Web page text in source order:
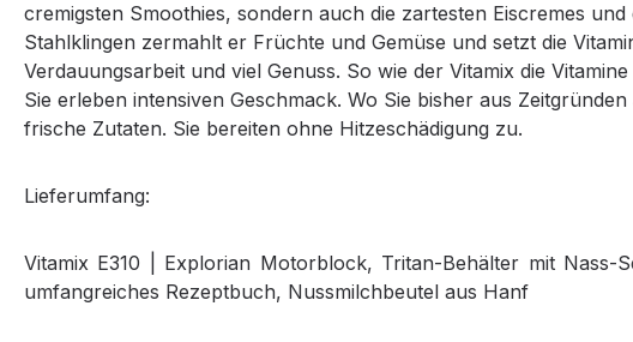
cremigsten Smoothies, sondern auch die zartesten Eiscremes
Stahlklingen zermahlt er Früchte und Gemüse und setzt die
Verdauungsarbeit und viel Genuss. So wie der Vitamix die
Sie erleben intensiven Geschmack. Wo Sie bisher aus
frische Zutaten. Sie bereiten ohne Hitzeschädigung zu.
Lieferumfang:
Vitamix E310 | Explorian Motorblock, Tritan-Behälter mit Nass-
umfangreiches Rezeptbuch, Nussmilchbeutel aus Hanf